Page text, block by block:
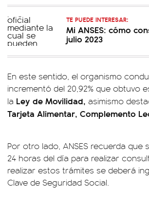
TE PUEDE INTERESAR:
Mi ANSES: cómo
julio 2023
En este sentido, el organismo
incrementó del 20,92% que obtuvo
la Ley de Movilidad, asimismo
Tarjeta Alimentar, Complemento
Por otro lado, ANSES recuerda
24 horas del día para realizar
realizar estos trámites se deberá
Clave de Seguridad Social.